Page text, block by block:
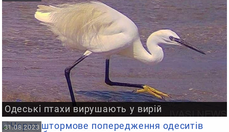
Одеські птахи вирушають у вирій
31.08.2023